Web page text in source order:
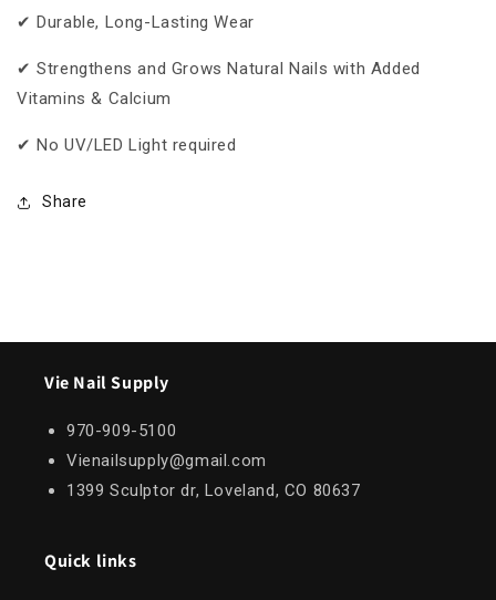
✔ Durable, Long-Lasting Wear
✔ Strengthens and Grows Natural Nails with Added
Vitamins & Calcium
✔ No UV/LED Light required
Share
Vie Nail Supply
970-909-5100
Vienailsupply@gmail.com
1399 Sculptor dr, Loveland, CO 80637
Quick links